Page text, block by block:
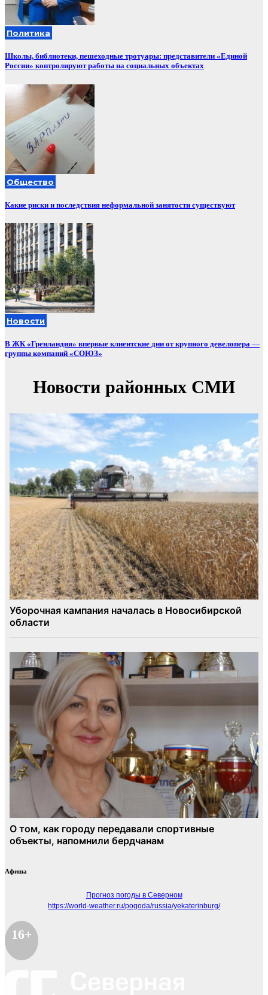
Политика
Школы, библиотеки, пешеходные тротуары: представители «Единой
России» контролируют работы на социальных объектах
Общество
Какие риски и последствия неформальной занятости существуют
Новости
В ЖК «Гренландия» впервые клиентские дни от крупного девелопера —
группы компаний «СОЮЗ»
Афиша
Прогноз погоды в Северном
https://world-weather.ru/pogoda/russia/yekaterinburg/
16+